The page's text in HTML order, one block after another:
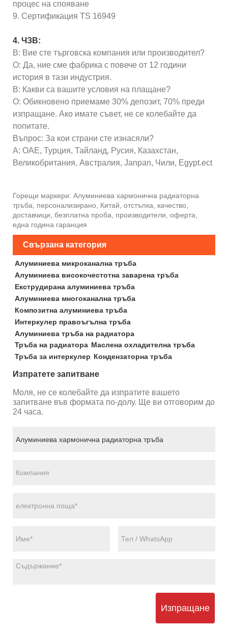
процес на спояване
9. Сертификация TS 16949
4. ЧЗВ:
В: Вие сте търговска компания или производител?
О: Да, ние сме фабрика с повече от 12 години
история в тази индустрия.
В: Какви са вашите условия на плащане?
О: Обикновено приемаме 30% депозит, 70% преди
изпращане. Ако имате съвет, не се колебайте да
попитате.
Въпрос: За кои страни сте изнасяли?
A: ОАЕ, Турция, Тайланд, Русия, Казахстан,
Великобритания, Австралия, Janpan, Чили, Egypt.ect
Горещи маркери: Алуминиева хармонична радиаторна
тръба, персонализирано, Китай, отстъпка, качество,
доставчици, безплатна проба, производители, оферта,
една година гаранция
Свързана категория
Алуминиева микроканална тръба
Алуминиева високочестотна заварена тръба
Екструдирана алуминиева тръба
Алуминиева многоканална тръба
Композитна алуминиева тръба
Интеркулер правоъгълна тръба
Алуминиева тръба на радиатора
Тръба на радиатора Маслена охладителна тръба
Тръба за интеркулер Кондензаторна тръба
Изпратете запитване
Моля, не се колебайте да изпратите вашето
запитване във формата по-долу. Ще ви отговорим до
24 часа.
Изпращане